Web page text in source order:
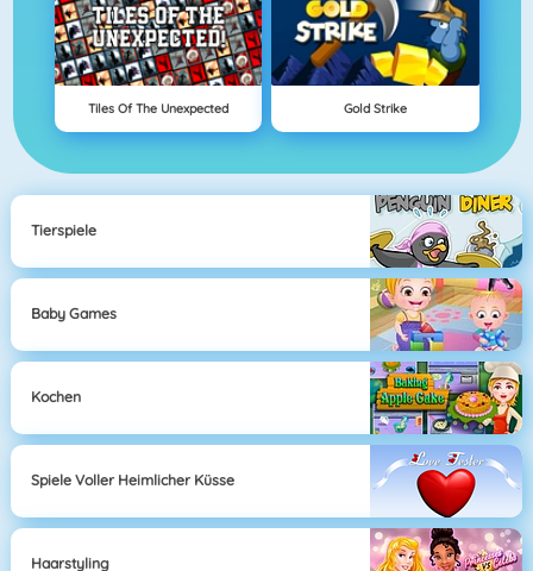
Tiles Of The Unexpected Gold Strike
Tierspiele
Baby Games
Kochen
Spiele Voller Heimlicher Küsse
Haarstyling